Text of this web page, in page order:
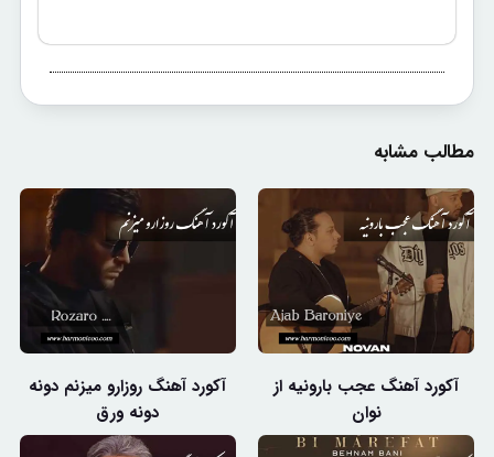
مطالب مشابه
آکورد آهنگ عجب بارونیه از
نوان
آکورد آهنگ روزارو میزنم دونه
دونه ورق